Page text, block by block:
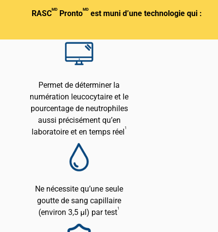
RASCMD ProntoMD est muni d’une technologie qui :
Permet de déterminer la
numération leucocytaire et le
pourcentage de neutrophiles
aussi précisément qu’en
laboratoire et en temps réel1
Ne nécessite qu’une seule
goutte de sang capillaire
(environ 3,5 µl) par test1